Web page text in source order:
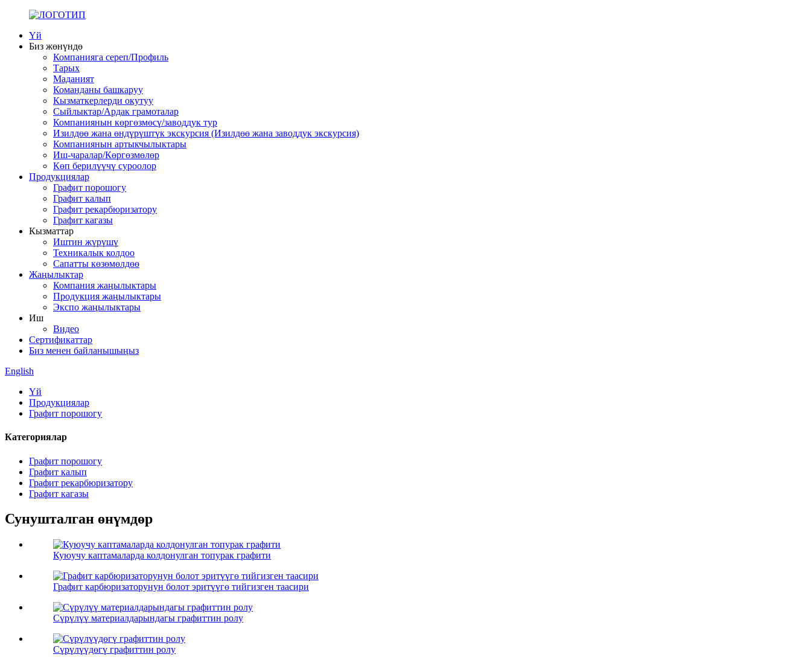
Үй
Биз жөнүндө
Компанияга сереп/Профиль
Тарых
Маданият
Команданы башкаруу
Кызматкерлерди окутуу
Сыйлыктар/Ардак грамоталар
Компаниянын көргөзмөсү/заводдук тур
Изилдөө жана өндүрүштүк экскурсия (Изилдөө жана заводдук экскурсия)
Компаниянын артыкчылыктары
Иш-чаралар/Көргөзмөлөр
Көп берилүүчү суроолор
Продукциялар
Графит порошогу
Графит калып
Графит рекарбюризатору
Графит кагазы
Кызматтар
Иштин жүрүшү
Техникалык колдоо
Сапатты көзөмөлдөө
Жаңылыктар
Компания жаңылыктары
Продукция жаңылыктары
Экспо жаңылыктары
Иш
Видео
Сертификаттар
Биз менен байланышыңыз
English
Үй
Продукциялар
Графит порошогу
Категориялар
Графит порошогу
Графит калып
Графит рекарбюризатору
Графит кагазы
Сунушталган өнүмдөр
Куюучу каптамаларда колдонулган топурак графити
Графит карбюризаторунун болот эритүүгө тийгизген таасири
Сүрүлүү материалдарындагы графиттин ролу
Сүрүлүүдөгү графиттин ролу